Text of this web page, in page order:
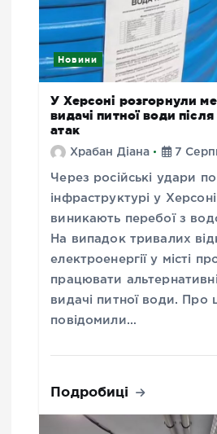
Новини
У Херсоні розгорнули
видачі питної води
атак
Храбан Діана 7
Через російські удари
інфраструктурі у
виникають перебої з
На випадок тривалих
електроенергії у місті
працювати
видачі питної води. Про
повідомили…
Подробиці